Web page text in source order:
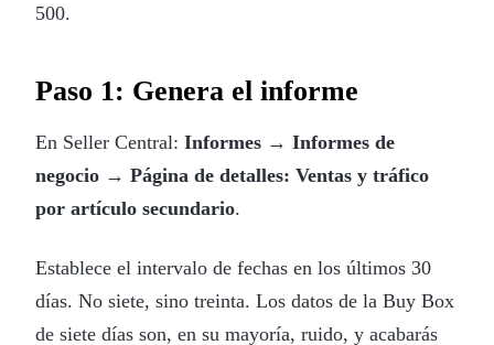
500.
Paso 1: Genera el informe
En Seller Central: Informes → Informes de
negocio → Página de detalles: Ventas y tráfico
por artículo secundario.
Establece el intervalo de fechas en los últimos 30
días. No siete, sino treinta. Los datos de la Buy Box
de siete días son, en su mayoría, ruido, y acabarás